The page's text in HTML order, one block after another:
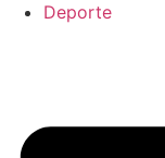
Deporte